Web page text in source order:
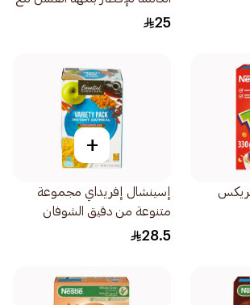
محلّي 310جرام
25
+
إسينشال إفريداي مجموعة
متنوعة من دقيق الشوفان
الفوري 8 قطع 328جرام
28.5